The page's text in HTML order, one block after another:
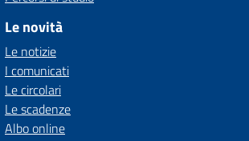
Le novità
Le notizie
I comunicati
Le circolari
Le scadenze
Albo online